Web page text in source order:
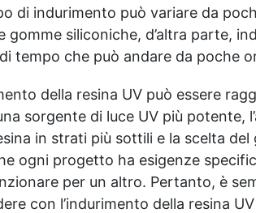
di indurimento può variare da
gomme siliconiche, d’altra parte,
tempo che può andare da poche
della resina UV può essere
sorgente di luce UV più potente,
in strati più sottili e la scelta
ogni progetto ha esigenze
per un altro. Pertanto, è
con l’indurimento della resina